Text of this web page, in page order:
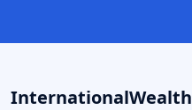
InternationalWealth